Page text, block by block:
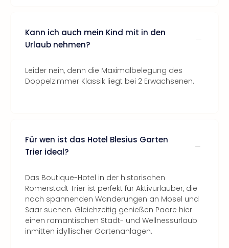
Kann ich auch mein Kind mit in den
Urlaub nehmen?
Leider nein, denn die Maximalbelegung des
Doppelzimmer Klassik liegt bei 2 Erwachsenen.
Für wen ist das Hotel Blesius Garten
Trier ideal?
Das Boutique-Hotel in der historischen
Römerstadt Trier ist perfekt für Aktivurlauber, die
nach spannenden Wanderungen an Mosel und
Saar suchen. Gleichzeitig genießen Paare hier
einen romantischen Stadt- und Wellnessurlaub
inmitten idyllischer Gartenanlagen.